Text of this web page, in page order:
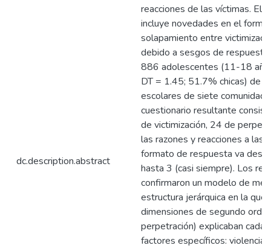
dc.description.abstract
reacciones de las víctimas. El
incluye novedades en el
solapamiento entre
debido a sesgos de
886 adolescentes (11-18
DT = 1.45; 51.7% chicas) de
escolares de siete
cuestionario resultante
de victimización, 24 de
las razones y reacciones a las
formato de respuesta va
hasta 3 (casi siempre). Los
confirmaron un modelo de
estructura jerárquica en la que
dimensiones de segundo
perpetración) explicaban cada
factores específicos: violencia